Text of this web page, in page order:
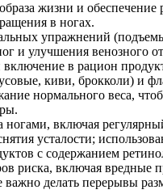
жизни и
в ногах.
упражнений
и улучшения венозного
в рацион
киви, брокколи) и
нормального веса,
ногами, включая
усталости;
с содержанием
риска, включая вредные
важно делать перерывы